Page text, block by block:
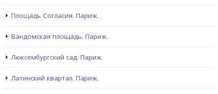
Площадь Согласия. Париж.
Вандомская площадь. Париж.
Люксембургский сад. Париж.
Латинский квартал. Париж.